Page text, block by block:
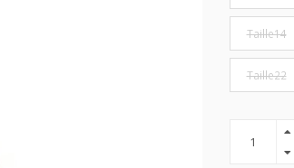
Taille14
Taille22